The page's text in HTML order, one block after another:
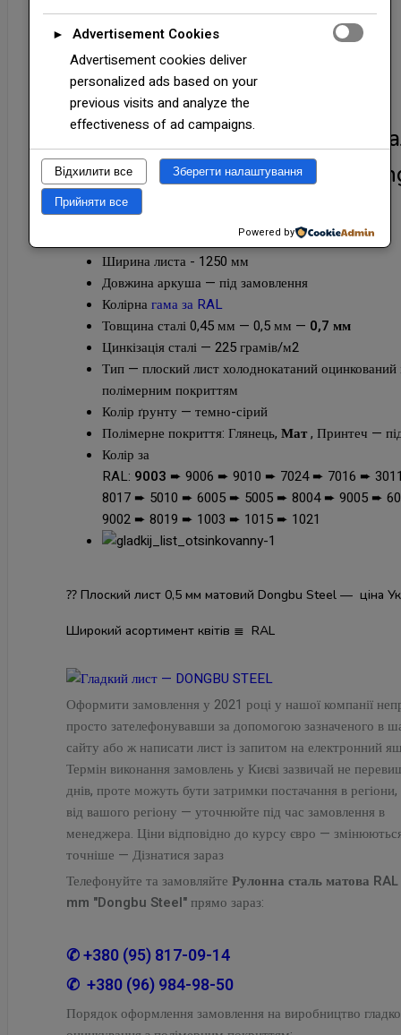
Характеристики Корейської
полімерним покриттям ТМ
Steel :
Ширина листа - 1250 мм
Довжина аркуша — під замовлення
Колірна гама за RAL
Товщина сталі 0,45 мм — 0,5 мм — 0,7 мм
Цинкізація сталі — 225 грамів/м2
Тип — плоский лист холоднокатаний оцинкований
полімерним покриттям
Колір ґрунту — темно-сірий
Полімерне покриття: Глянець, Мат, Принтеч —
Колір за
RAL: 9003 ➨ 9006 ➨ 9010 ➨ 7024 ➨ 7016 ➨
8017 ➨ 5010 ➨ 6005 ➨ 5005 ➨ 8004 ➨ 9005 ➨
9002 ➨ 8019 ➨ 1003 ➨ 1015 ➨ 1021
⁇ Плоский лист 0,5 мм матовий Dongbu Steel — ціна
Широкий асортимент квітів ≣ RAL
Оформити замовлення у 2021 році у нашої компанії
просто зателефонувавши за допомогою зазначеного в
сайту або ж написати лист із запитом на електронний
Термін виконання замовлень у Києві зазвичай не
днів, проте можуть бути затримки постачання в
від вашого регіону — уточнюйте під час замовлення в
менеджера. Ціни відповідно до курсу євро —
точніше — Дізнатися зараз
Телефонуйте та замовляйте Рулонна сталь матова
mm "Dongbu Steel" прямо зараз:
✆+380 (95) 817-09-14
✆ +380 (96) 984-98-50
Порядок оформлення замовлення на виробництво
►
Advertisement Cookies
Advertisement cookies deliver
personalized ads based on your
previous visits and analyze the
effectiveness of ad campaigns.
Відхилити все Зберегти налаштування
Прийняти все
Powered by